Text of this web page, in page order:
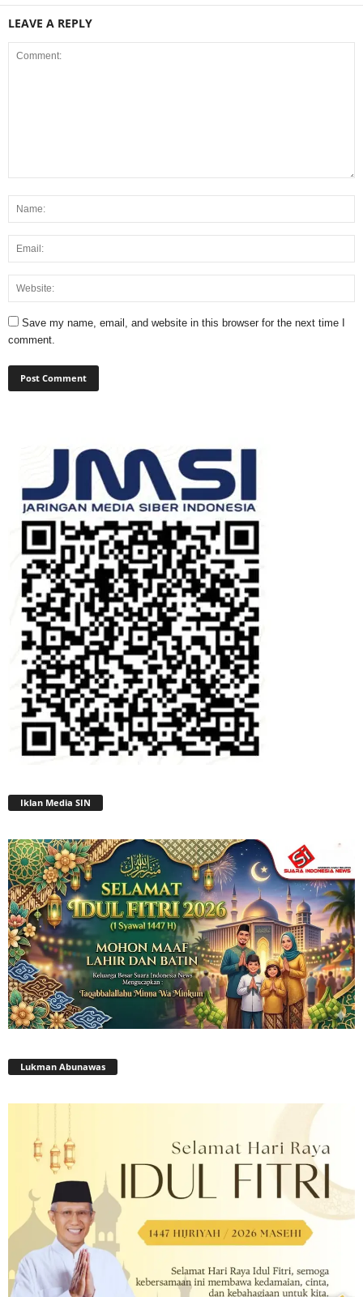
LEAVE A REPLY
Save my name, email, and website in this browser for the next time I
comment.
Iklan Media SIN
Lukman Abunawas